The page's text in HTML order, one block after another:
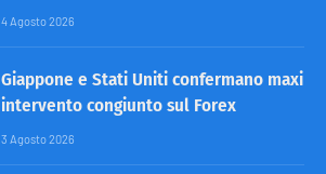
4 Agosto 2026
Giappone e Stati Uniti confermano maxi
intervento congiunto sul Forex
3 Agosto 2026